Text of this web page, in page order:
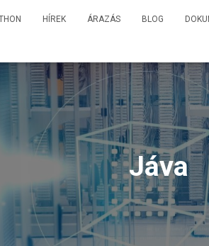
HÍREK ÁRAZÁS BLOG
Jáva